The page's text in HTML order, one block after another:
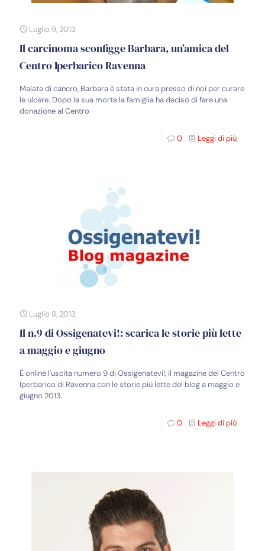
Luglio 9, 2013
Il carcinoma sconfigge Barbara, un’amica del
Centro Iperbarico Ravenna
Malata di cancro, Barbara è stata in cura presso di noi per curare
le ulcere. Dopo la sua morte la famiglia ha deciso di fare una
donazione al Centro
0 Leggi di più
Luglio 8, 2013
Il n.9 di Ossigenatevi!: scarica le storie più lette
a maggio e giugno
È online l'uscita numero 9 di Ossigenatevi!, il magazine del Centro
Iperbarico di Ravenna con le storie più lette del blog a maggio e
giugno 2013.
0 Leggi di più